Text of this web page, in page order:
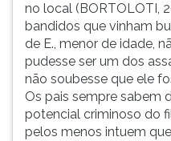
no local (BORTOLOTI,
bandidos que vinham
de E., menor de idade,
pudesse ser um dos
não soubesse que ele
Os pais sempre sabem
potencial criminoso do
pelos menos intuem